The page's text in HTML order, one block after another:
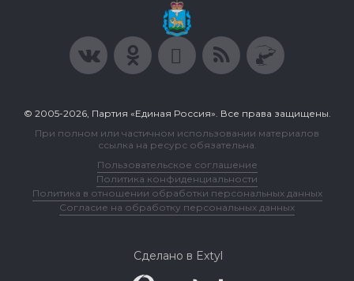
© 2005-2026, Партия «Единая Россия». Все права защищены.
При полном или частичном использовании материалов
ссылка на ресурс обязательна.
Пользовательское соглашение
Политика конфиденциальности
Политика в отношении обработки персональных данных
Согласие на обработку персональных данных
Сделано в Extyl